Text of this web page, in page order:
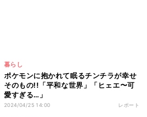
暮らし
ポケモンに抱かれて眠るチンチラが幸せ
そのもの!!「平和な世界」「ヒェエ〜可
愛すぎる…」
2024/04/25 14:00 レポート